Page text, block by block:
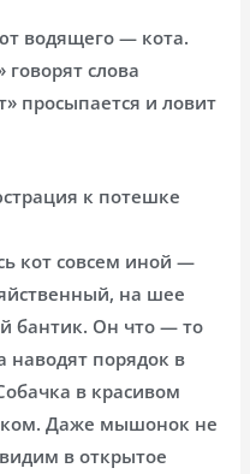
водящего — кота.
слова
просыпается и ловит
к потешке
кот совсем иной —
на шее
бантик. Он что — то
наводят порядок в
в красивом
Даже мышонок не
в открытое